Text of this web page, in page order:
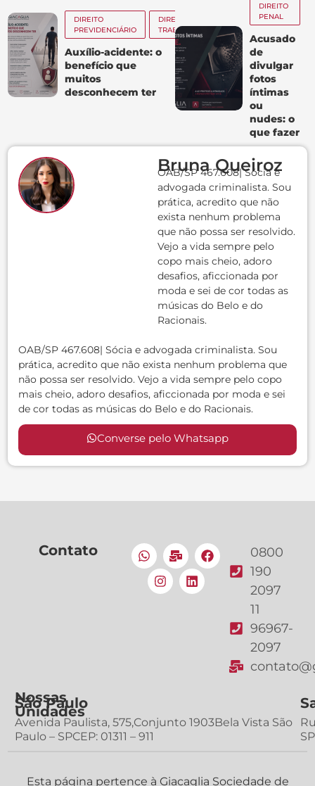
Bruna Queiroz
OAB/SP 467.608| Sócia e
advogada criminalista. Sou
prática, acredito que não
exista nenhum problema
que não possa ser resolvido.
Vejo a vida sempre pelo
copo mais cheio, adoro
desafios, aficcionada por
moda e sei de cor todas as
músicas do Belo e do
Racionais.
OAB/SP 467.608| Sócia e advogada criminalista. Sou
prática, acredito que não exista nenhum problema que
não possa ser resolvido. Vejo a vida sempre pelo copo
mais cheio, adoro desafios, aficcionada por moda e sei
de cor todas as músicas do Belo e do Racionais.
Converse pelo Whatsapp
DIREITO
PREVIDENCIÁRIO
DIREITO
TRABALHISTA
Auxílio-acidente: o
benefício que
muitos
desconhecem ter
DIREITO
PENAL
Acusado
de
divulgar
fotos
íntimas
ou
nudes: o
que fazer
Contato
0800
190
2097
11
96967-
2097
Nossas
Unidades
São Paulo
Avenida Paulista, 575,Conjunto 1903Bela Vista São
Paulo – SPCEP: 01311 – 911
Esta página pertence à Giacaglia Sociedade de